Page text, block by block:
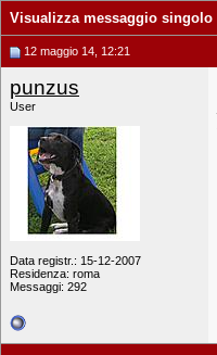
Visualizza messaggio singolo
12 maggio 14, 12:21
punzus
User
Data registr.: 15-12-2007
Residenza: roma
Messaggi: 292